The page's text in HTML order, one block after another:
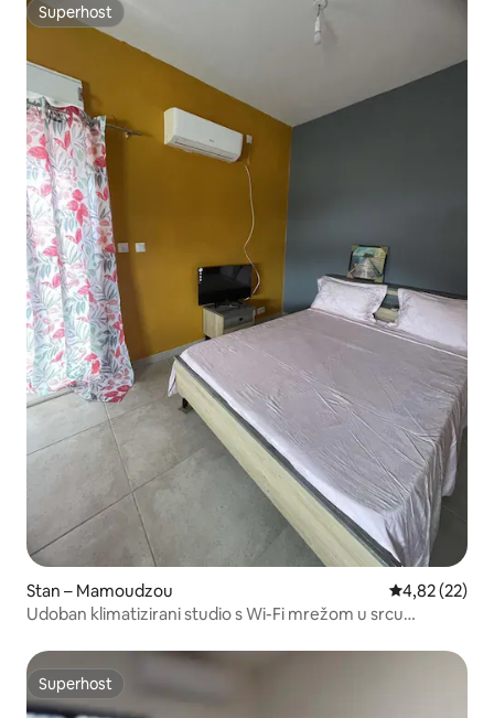
Superhost
Superhost
Stan – Mamoudzou Prosječna
4,82 (22)
Udoban klimatizirani studio s Wi-Fi mrežom u srcu
Superhost
Superhost